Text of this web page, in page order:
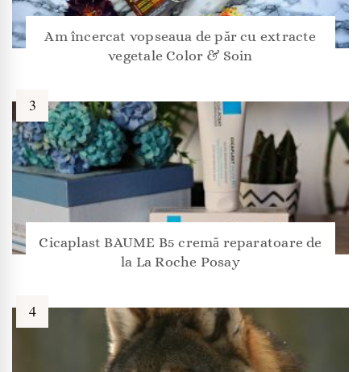
Am încercat vopseaua de păr cu extracte
vegetale Color & Soin
Cicaplast BAUME B5 cremă reparatoare de
la La Roche Posay